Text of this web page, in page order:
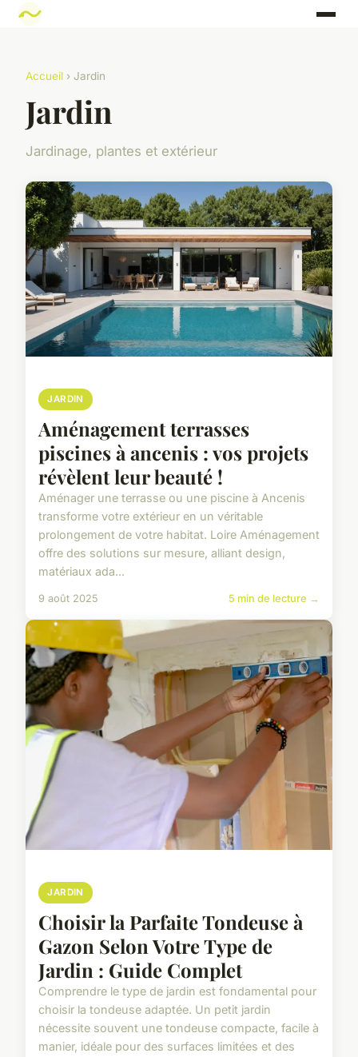
Accueil › Jardin
Jardin
Jardinage, plantes et extérieur
JARDIN
Aménagement terrasses
piscines à ancenis : vos projets
révèlent leur beauté !
Aménager une terrasse ou une piscine à Ancenis
transforme votre extérieur en un véritable
prolongement de votre habitat. Loire Aménagement
offre des solutions sur mesure, alliant design,
matériaux ada...
9 août 2025 5 min de lecture →
JARDIN
Choisir la Parfaite Tondeuse à
Gazon Selon Votre Type de
Jardin : Guide Complet
Comprendre le type de jardin est fondamental pour
choisir la tondeuse adaptée. Un petit jardin
nécessite souvent une tondeuse compacte, facile à
manier, idéale pour des surfaces limitées et des